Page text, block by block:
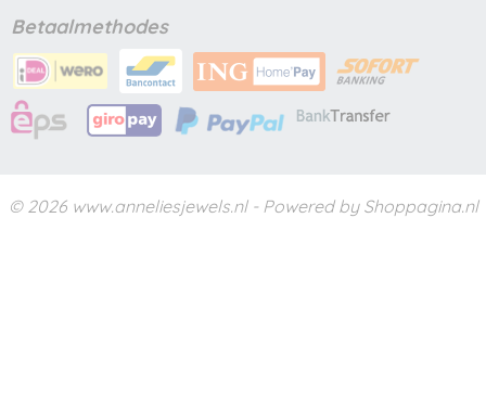
Betaalmethodes
© 2026 www.anneliesjewels.nl - Powered by Shoppagina.nl